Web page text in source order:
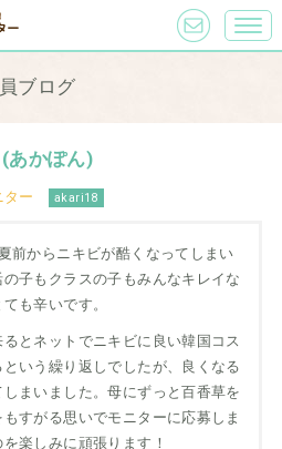
ブログ
あかぽん)
ター akari18
前からニキビが酷くなってしまい
子もクラスの子もみんなキレイな
も辛いです。
とネットでニキビに良い韓国コス
いう繰り返しでしたが、良くなる
まいました。母にずっと百香草を
すがる思いでモニターに応募しま
楽しみに頑張ります！